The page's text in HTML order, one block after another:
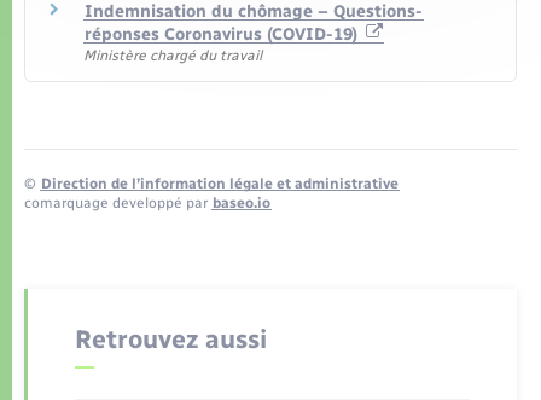
Indemnisation du chômage – Questions-
réponses Coronavirus (COVID-19)
Ministère chargé du travail
© Direction de l’information légale et administrative
comarquage developpé par baseo.io
Retrouvez aussi